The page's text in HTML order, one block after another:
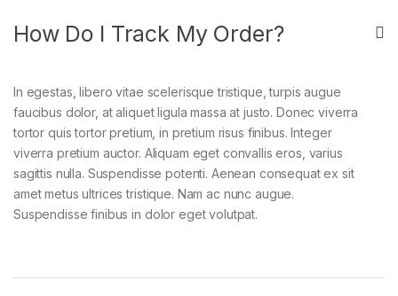
How Do I Track My Order?
In egestas, libero vitae scelerisque tristique, turpis augue
faucibus dolor, at aliquet ligula massa at justo. Donec viverra
tortor quis tortor pretium, in pretium risus finibus. Integer
viverra pretium auctor. Aliquam eget convallis eros, varius
sagittis nulla. Suspendisse potenti. Aenean consequat ex sit
amet metus ultrices tristique. Nam ac nunc augue.
Suspendisse finibus in dolor eget volutpat.